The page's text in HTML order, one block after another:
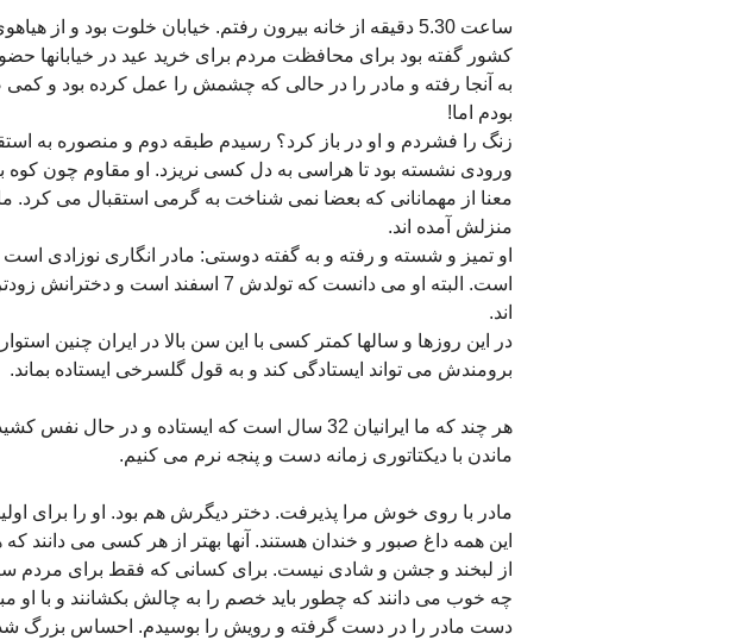
ساعت 5.30 دقیقه از خانه بیرون رفتم. خیابان خلوت بود و
کشور گفته بود برای محافظت مردم برای خرید عید در خیابانها حضور
به آنجا رفته و مادر را در حالی که چشمش را عمل کرده بود و
بودم اما!
زنگ را فشردم و او در باز کرد؟ رسیدم طبقه دوم و منصوره به
ورودی نشسته بود تا هراسی به دل کسی نریزد. او مقاوم چون کوه
معنا از مهمانانی که بعضا نمی شناخت به گرمی استقبال می کرد.
منزلش آمده اند.
او تمیز و شسته و رفته و به گفته دوستی: مادر انگاری نوزادی
است. البته او می دانست که تولدش 7
اند.
در این روزها و سالها کمتر کسی با این سن بالا در ایران چنین
برومندش می تواند ایستادگی کند و به قول گلسرخی ایستاده بماند.
هر چند که ما ایرانیان 32 سال است که ایستاده و در
ماندن با دیکتاتوری زمانه دست و پنجه نرم می کنیم.
مادر با روی خوش مرا پذیرفت. دختر دیگرش هم بود. او را برای
این همه داغ صبور و خندان هستند. آنها بهتر از هر کسی می دانند
از لبخند و جشن و شادی نیست. برای کسانی که فقط برای مردم
چه خوب می دانند که چطور باید خصم را به چالش بکشانند و با او
دست مادر را در دست گرفته و رویش را بوسیدم. احساس بزرگ